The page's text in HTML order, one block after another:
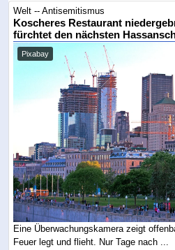
Welt -- Antisemitismus
Koscheres Restaurant
fürchtet den nächsten
Pixabay
Eine Überwachungskamera zeigt
Feuer legt und flieht. Nur Tage nach ...